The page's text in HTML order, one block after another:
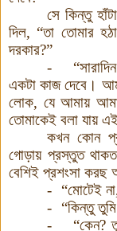
সে কিন্তু
দিল, “তা তোমার
দরকার?”
-
“
একটা কাজ দেবে ।
লোক, যে আমায়
তোমাকেই বলা যায়
কখন কোন
গোড়ায় প্রস্তুত
বেশিই প্রশংসা করছ
-
“মোটেই
-
“কিন্তু
-
“কেন?